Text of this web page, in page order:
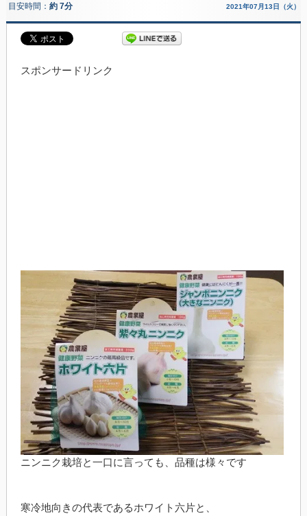
目安時間： 約 7分 2021年07月13日（火）
スポンサードリンク
ニンニク栽培と一口に言っても、品種は様々です
寒冷地向きの代表であるホワイト六片と、